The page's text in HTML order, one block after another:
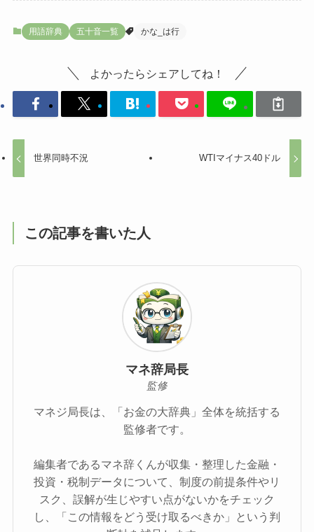
用語辞典 五十音一覧 かな_は行
よかったらシェアしてね！
世界同時不況 WTIマイナス40ドル
この記事を書いた人
マネ辞局長
監修
マネジ局長は、「お金の大辞典」全体を統括する
監修者です。
編集者であるマネ辞くんが収集・整理した金融・
投資・税制データについて、制度の前提条件やリ
スク、誤解が生じやすい点がないかをチェック
し、「この情報をどう受け取るべきか」という判